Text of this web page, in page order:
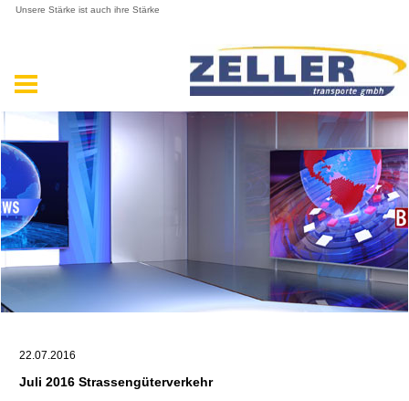
Unsere Stärke ist auch ihre Stärke
22.07.2016
Juli 2016 Strassengüterverkehr